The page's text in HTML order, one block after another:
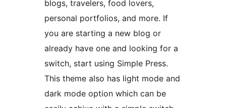
blogs, travelers, food lovers,
personal portfolios, and more. If
you are starting a new blog or
already have one and looking for a
switch, start using Simple Press.
This theme also has light mode and
dark mode option which can be